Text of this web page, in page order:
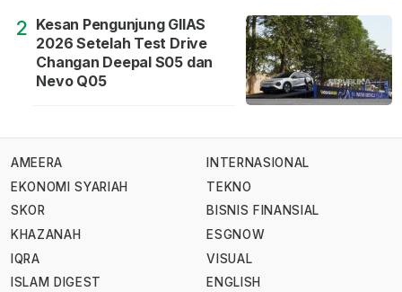
2 Kesan Pengunjung GIIAS
2026 Setelah Test Drive
Changan Deepal S05 dan
Nevo Q05
AMEERA
EKONOMI SYARIAH
SKOR
KHAZANAH
IQRA
ISLAM DIGEST
INTERNASIONAL
TEKNO
BISNIS FINANSIAL
ESGNOW
VISUAL
ENGLISH